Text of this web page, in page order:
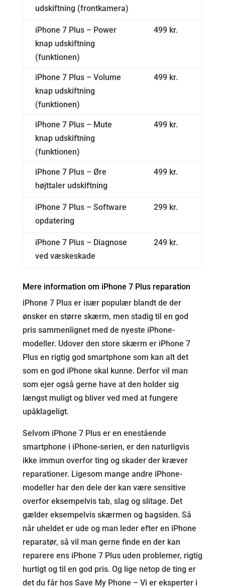
udskiftning (frontkamera)
iPhone 7 Plus – Power
knap udskiftning
(funktionen)
499 kr.
iPhone 7 Plus – Volume
knap udskiftning
(funktionen)
499 kr.
iPhone 7 Plus – Mute
knap udskiftning
(funktionen)
499 kr.
iPhone 7 Plus – Øre
højttaler udskiftning
499 kr.
iPhone 7 Plus – Software
opdatering
299 kr.
iPhone 7 Plus – Diagnose
ved væskeskade
249 kr.
Mere information om iPhone 7 Plus reparation
iPhone 7 Plus er især populær blandt de der
ønsker en større skærm, men stadig til en god
pris sammenlignet med de nyeste iPhone-
modeller. Udover den store skærm er iPhone 7
Plus en rigtig god smartphone som kan alt det
som en god iPhone skal kunne. Derfor vil man
som ejer også gerne have at den holder sig
længst muligt og bliver ved med at fungere
upåklageligt.
Selvom iPhone 7 Plus er en enestående
smartphone i iPhone-serien, er den naturligvis
ikke immun overfor ting og skader der kræver
reparationer. Ligesom mange andre iPhone-
modeller har den dele der kan være sensitive
overfor eksempelvis tab, slag og slitage. Det
gælder eksempelvis skærmen og bagsiden. Så
når uheldet er ude og man leder efter en iPhone
reparatør, så vil man gerne finde en der kan
reparere ens iPhone 7 Plus uden problemer, rigtig
hurtigt og til en god pris. Og lige netop de ting er
det du får hos Save My Phone – Vi er eksperter i